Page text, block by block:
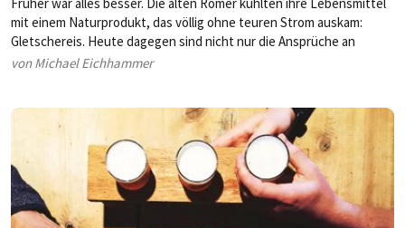
mit einem Naturprodukt, das völlig ohne teuren Strom auskam:
Gletschereis. Heute da­gegen sind nicht nur die Ansprüche an
Kühltechnik gestiegen, sondern auch die damit einhergehenden
von Michael Eichhammer